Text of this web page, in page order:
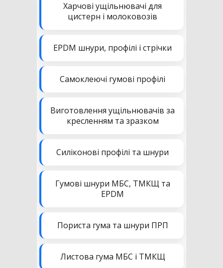
Харчові ущільнювачі для
цистерн і молоковозів
EPDM шнури, профілі і стрічки
Самоклеючі гумові профілі
Виготовлення ущільнювачів за
кресленням та зразком
Силіконові профілі та шнури
Гумові шнури МБС, ТМКЩ та
EPDM
Пориста гума та шнури ПРП
Листова гума МБС і ТМКЩ